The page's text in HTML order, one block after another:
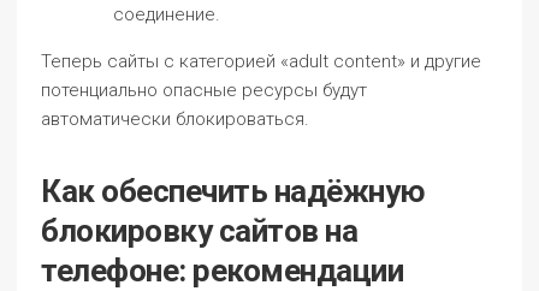
соединение.
Теперь сайты с категорией «adult content» и другие
потенциально опасные ресурсы будут
автоматически блокироваться.
Как обеспечить надёжную
блокировку сайтов на
телефоне: рекомендации